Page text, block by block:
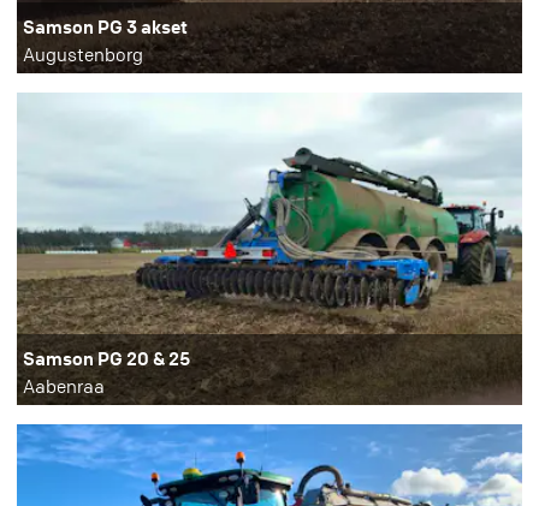
Samson PG 3 akset
Augustenborg
Samson PG 20 & 25
Aabenraa